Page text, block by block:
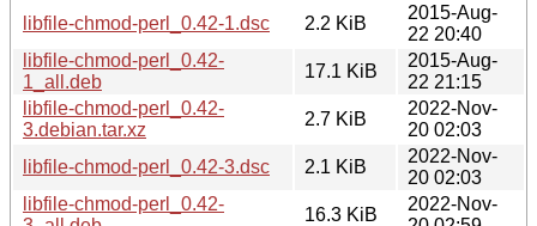
libfile-chmod-perl_0.42-1.dsc
2.2 KiB
2015-Aug-
22 20:40
libfile-chmod-perl_0.42-
1_all.deb
17.1 KiB
2015-Aug-
22 21:15
libfile-chmod-perl_0.42-
3.debian.tar.xz
2.7 KiB
2022-Nov-
20 02:03
libfile-chmod-perl_0.42-3.dsc
2.1 KiB
2022-Nov-
20 02:03
libfile-chmod-perl_0.42-
16.3 KiB
2022-Nov-